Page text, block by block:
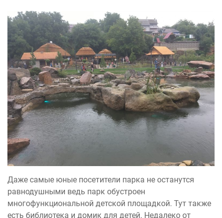
Даже самые юные посетители парка не останутся
равнодушными ведь парк обустроен
многофункциональной детской площадкой. Тут также
есть библиотека и домик для детей. Недалеко от